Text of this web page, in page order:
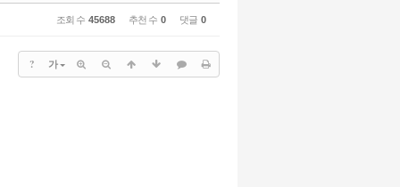
조회 수 45688 추천 수 0 댓글 0
? 가